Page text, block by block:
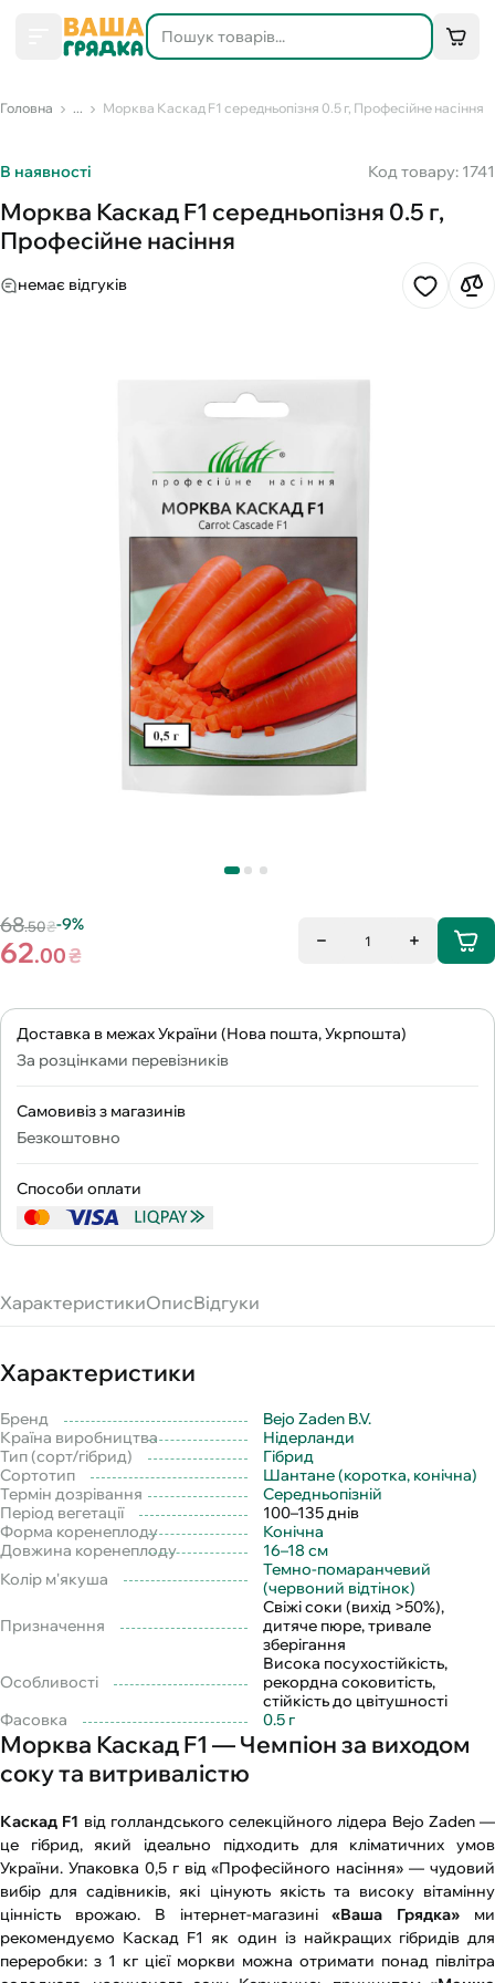
Головна ... Морква Каскад F1 середньопізня 0.5 г, Професійне насіння
В наявності Код товару: 1741
Морква Каскад F1 середньопізня 0.5 г,
Професійне насіння
немає відгуків
68.50₴-9%
62.00₴
1
Доставка в межах України (Нова пошта, Укрпошта)
За розцінками перевізників
Самовивіз з магазинів
Безкоштовно
Способи оплати
ХарактеристикиОписВідгуки
Характеристики
Бренд
Bejo Zaden B.V.
Країна виробництва
Нідерланди
Тип (сорт/гібрид)
Гібрид
Сортотип
Шантане (коротка, конічна)
Термін дозрівання
Середньопізній
Період вегетації
100–135 днів
Форма коренеплоду
Конічна
Довжина коренеплоду
16–18 см
Колір м'якуша
Темно-помаранчевий
(червоний відтінок)
Призначення
Свіжі соки (вихід >50%),
дитяче пюре, тривале
зберігання
Особливості
Висока посухостійкість,
рекордна соковитість,
стійкість до цвітушності
Фасовка
0.5 г
Морква Каскад F1 — Чемпіон за виходом
соку та витривалістю
Каскад F1 від голландського селекційного лідера Bejo Zaden —
це гібрид, який ідеально підходить для кліматичних умов
України. Упаковка 0,5 г від «Професійного насіння» — чудовий
вибір для садівників, які цінують якість та високу вітамінну
цінність врожаю. В інтернет-магазині«Ваша Грядка» ми
рекомендуємо Каскад F1 як один із найкращих гібридів для
переробки: з 1 кг цієї моркви можна отримати понад півлітра